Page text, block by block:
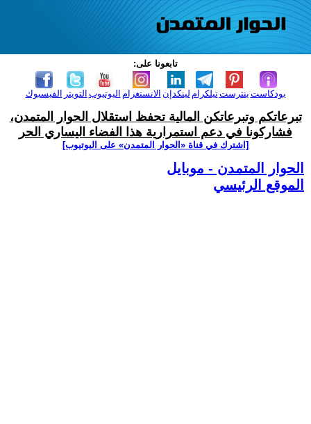
تابعونا على:
الفيسبوك التويتر اليوتيوب الانستغرام لينكدإن تيلكرامبنترست بودكاست
تبرعاتكم وتبرعاتكن المالية تحفظ استقلال الحوار المتمدن،
فشاركونا في دعم استمرارية هذا الفضاء اليساري الحر
[اشترك في قناة ‫«الحوار المتمدن» على اليوتيوب]
الحوار المتمدن - موبايل
الموقع الرئيسي